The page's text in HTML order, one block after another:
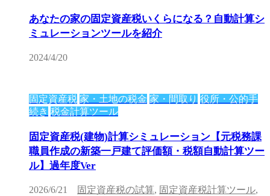
あなたの家の固定資産税いくらになる？自動計算シ
ミュレーションツールを紹介
2024/4/20
固定資産税 家・土地の税金 家・間取り 役所・公的手
続き 税金計算ツール
固定資産税(建物)計算シミュレーション【元税務課
職員作成の新築一戸建て評価額・税額自動計算ツー
ル】過年度Ver
2026/6/21 固定資産税の試算, 固定資産税計算ツール,